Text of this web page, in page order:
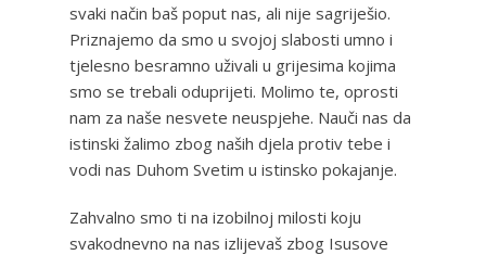
svaki način baš poput nas, ali nije sagriješio.
Priznajemo da smo u svojoj slabosti umno i
tjelesno besramno uživali u grijesima kojima
smo se trebali oduprijeti. Molimo te, oprosti
nam za naše nesvete neuspjehe. Nauči nas da
istinski žalimo zbog naših djela protiv tebe i
vodi nas Duhom Svetim u istinsko pokajanje.
Zahvalno smo ti na izobilnoj milosti koju
svakodnevno na nas izlijevaš zbog Isusove